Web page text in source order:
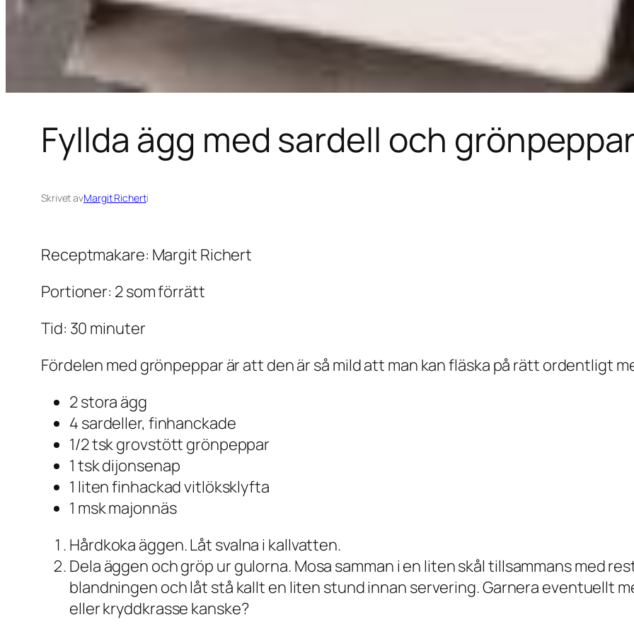
Fyllda ägg med sardell och
Skrivet avMargit Richerti
Receptmakare: Margit Richert
Portioner: 2 som förrätt
Tid: 30 minuter
Fördelen med grönpeppar är att den är så mild att man kan fläska på rätt ordentligt
2 stora ägg
4 sardeller, finhanckade
1/2 tsk grovstött grönpeppar
1 tsk dijonsenap
1 liten finhackad vitlöksklyfta
1 msk majonnäs
Hårdkoka äggen. Låt svalna i kallvatten.
Dela äggen och gröp ur gulorna. Mosa samman i en liten skål tillsammans med
blandningen och låt stå kallt en liten stund innan servering. Garnera eventuellt
eller kryddkrasse kanske?